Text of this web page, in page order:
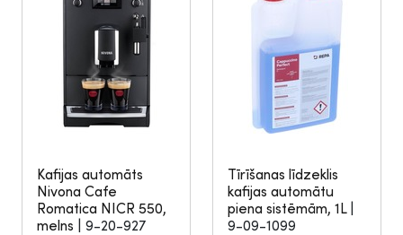
Kafijas automāts
Nivona Cafe
Romatica NICR 550,
melns
9-20-927
Tīrīšanas līdzeklis
kafijas automātu
piena sistēmām, 1L
9-09-1099